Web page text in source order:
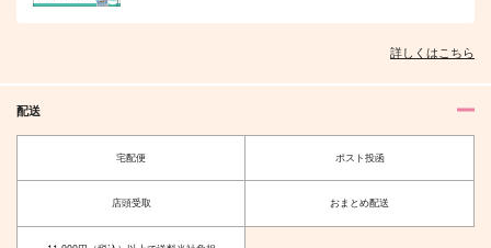
12X-
one hundred twenty
ナタ♂ノイ♀
詳しくはこちら
配送
宅配便 ポスト投函
店頭受取 おまとめ配送